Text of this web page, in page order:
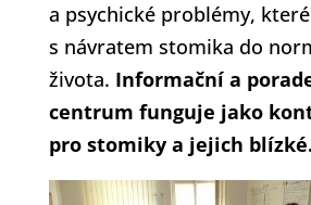
a psychické problémy,
s návratem stomika do
života. Informační a
centrum funguje jako
pro stomiky a jejich blízké.